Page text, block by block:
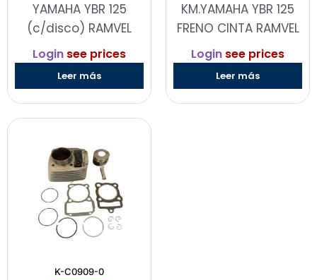
YAMAHA YBR 125
(c/disco) RAMVEL
Login see prices
Leer más
KM.YAMAHA YBR 125
FRENO CINTA RAMVEL
Login see prices
Leer más
K-C0909-0